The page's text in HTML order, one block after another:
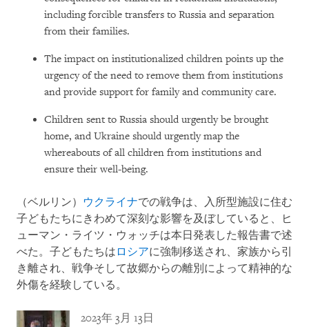
including forcible transfers to Russia and separation
from their families.
The impact on institutionalized children points up the
urgency of the need to remove them from institutions
and provide support for family and community care.
Children sent to Russia should urgently be brought
home, and Ukraine should urgently map the
whereabouts of all children from institutions and
ensure their well-being.
（ベルリン） ウクライナでの戦争は、入所型施設に住む
子どもたちにきわめて深刻な影響を及ぼしていると、ヒ
ューマン・ライツ・ウォッチは本日発表した報告書で述
べた。子どもたちは ロシアに強制移送され、家族から引
き離され、戦争そして故郷からの離別によって精神的な
外傷を経験している。
2023年 3月 13日